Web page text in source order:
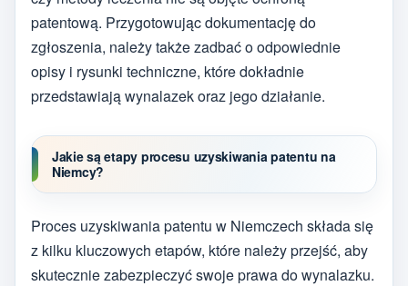
patentową. Przygotowując dokumentację do
zgłoszenia, należy także zadbać o odpowiednie
opisy i rysunki techniczne, które dokładnie
przedstawiają wynalazek oraz jego działanie.
Jakie są etapy procesu uzyskiwania patentu na
Niemcy?
Proces uzyskiwania patentu w Niemczech składa się
z kilku kluczowych etapów, które należy przejść, aby
skutecznie zabezpieczyć swoje prawa do wynalazku.